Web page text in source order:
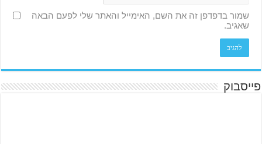
שמור בדפדפן זה את השם, האימייל והאתר שלי לפעם הבאה
שאגיב.
פייסבוק